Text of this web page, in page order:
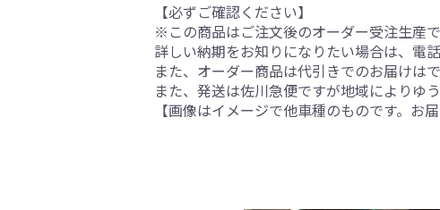
【必ずご確認ください】
※この商品はご注文後のオーダー受注生産
詳しい納期をお知りになりたい場合は、電
また、オーダー商品は代引きでのお届けは
また、発送は佐川急便ですが地域によりゆ
【画像はイメージで他車種のものです。お